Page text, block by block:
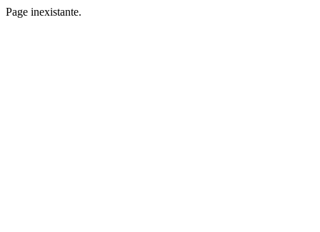
Page inexistante.